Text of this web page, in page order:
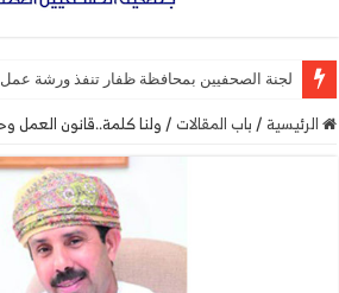
لجنة الصحفيين بمحافظة ظفار تنفذ ورشة عمل
الرئيسية /باب المقالات /ولنا كلمة..قانون العمل